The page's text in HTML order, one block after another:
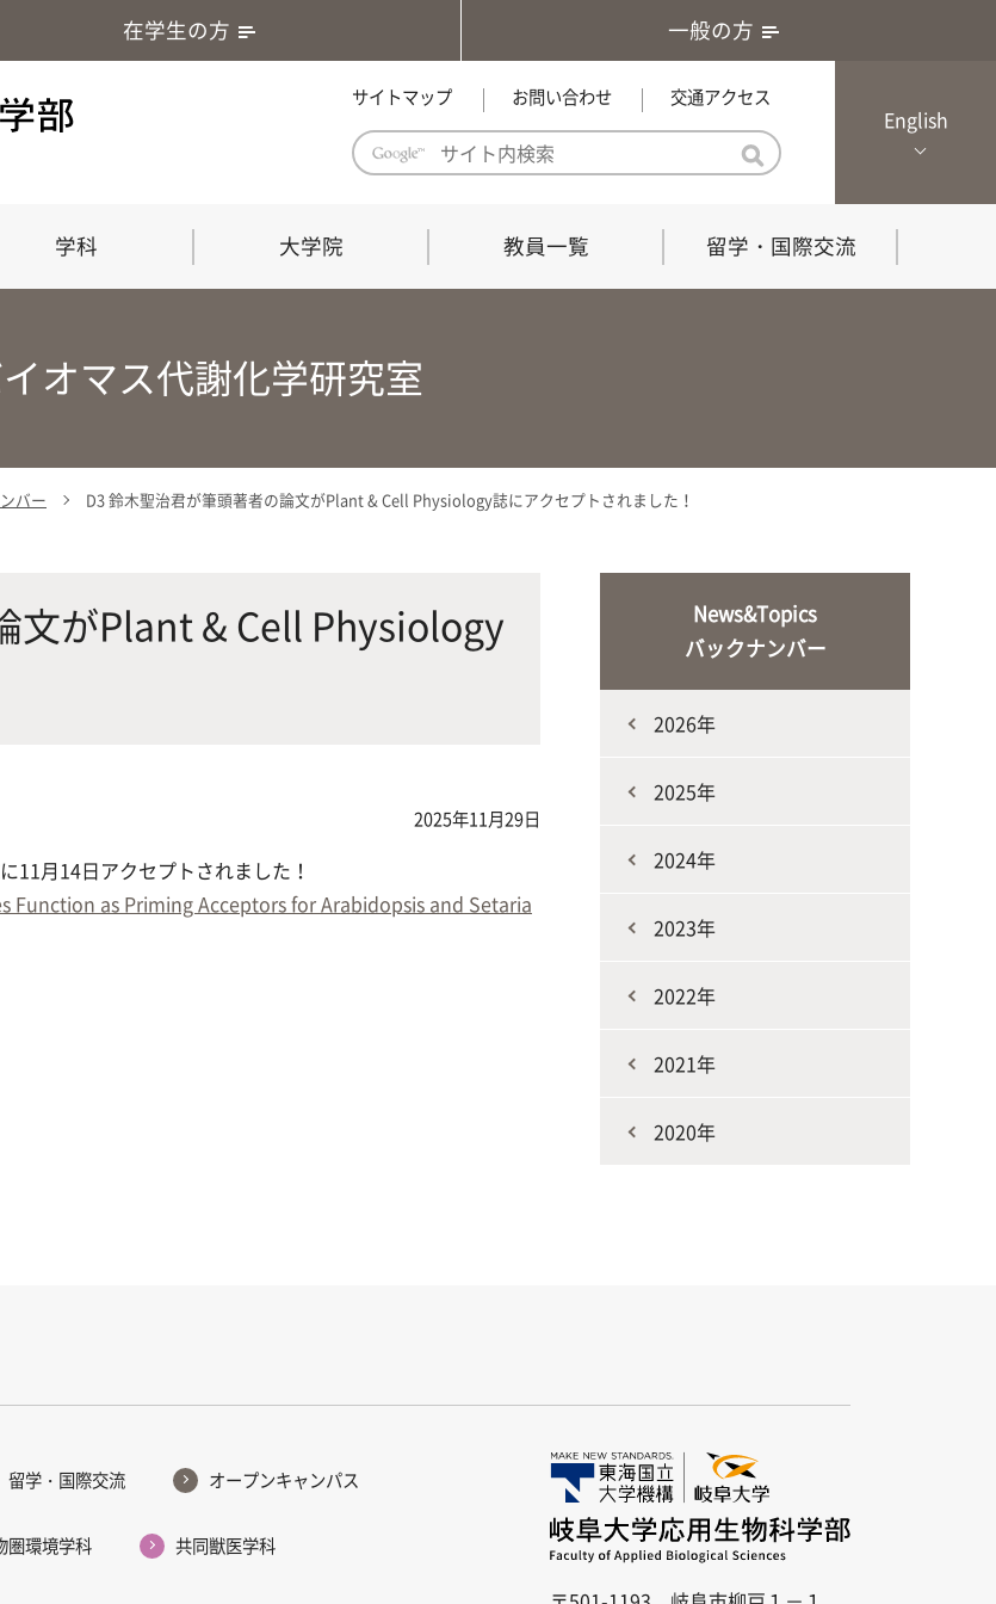
在学生の方 一般の方
サイトマップ お問い合わせ 交通アクセス
English
教育理念・教育目標 教育における３つの方針
「専門的能力の要素」「達成すべき
水準」「評価方法」
学科の教育における３つの方針と専
門的能力
附属施設・教育研究関連施設
学科
学科 生物圏環境学科
ーズに対応
共同獣医学科
人と動物との共生を目指し、動物の
応用生命科学課程 生産環境科学課程
大学院
連合獣医学研究科（博士課程） 共同獣医学研究科（博士課程）
教員一覧 留学・国際交流
応用生物科学部グローカル推進室担
オマス代謝化学研究室
バー D3 鈴木聖治君が筆頭著者の論文がPlant & Cell Physiology誌にアクセプトされました！
文がPlant & Cell Physiology
2025年11月29日
11月14日アクセプトされました！
Function as Priming Acceptors for Arabidopsis and Setaria
News&Topics
バックナンバー
2026年
2025年
2024年
2023年
2022年
2021年
2020年
留学・国際交流 オープンキャンパス
圏環境学科 共同獣医学科